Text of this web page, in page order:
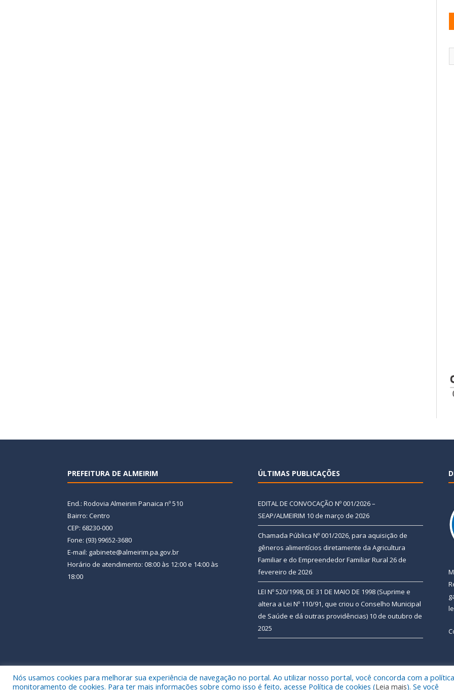
PREFEITURA DE ALMEIRIM
End.: Rodovia Almeirim Panaica nº 510
Bairro: Centro
CEP: 68230-000
Fone: (93) 99652-3680
E-mail: gabinete@almeirim.pa.gov.br
Horário de atendimento: 08:00 às 12:00 e 14:00 às
18:00
ÚLTIMAS PUBLICAÇÕES
EDITAL DE CONVOCAÇÃO Nº 001/2026 –
SEAP/ALMEIRIM 10 de março de 2026
Chamada Pública Nº 001/2026, para aquisição de
gêneros alimentícios diretamente da Agricultura
Familiar e do Empreendedor Familiar Rural 26 de
fevereiro de 2026
LEI Nº 520/1998, DE 31 DE MAIO DE 1998 (Suprime e
altera a Lei Nº 110/91, que criou o Conselho Municipal
de Saúde e dá outras providências) 10 de outubro de
2025
Todos os direitos reservados a Prefeitura Municipal de Almeirim. Mapa do Site
Nós usamos cookies para melhorar sua experiência de navegação no portal. Ao utilizar nosso portal, você concorda com a
monitoramento de cookies. Para ter mais informações sobre como isso é feito, acesse Política de cookies (Leia mais). Se você